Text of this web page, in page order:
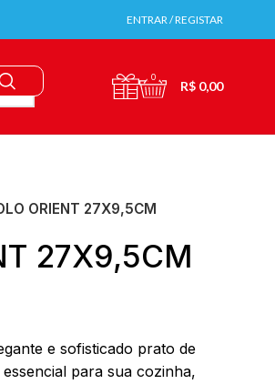
ENTRAR / REGISTAR
0
R$ 0,00
ORIENT 27X9,5CM
27X9,5CM
e sofisticado prato de
para sua cozinha,